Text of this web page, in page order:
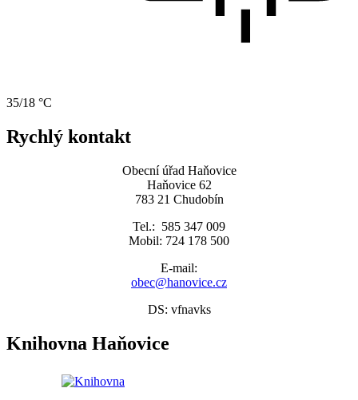
35/18 °C
Rychlý kontakt
Obecní úřad Haňovice
Haňovice 62
783 21 Chudobín
Tel.: 585 347 009
Mobil: 724 178 500
E-mail:
obec@hanovice.cz
DS: vfnavks
Knihovna Haňovice